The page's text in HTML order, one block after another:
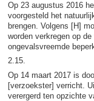
Op 23 augustus 2016
voorgesteld het
brengen. Volgens [H]
worden verkregen op
ongevalsvreemde
2.15.
Op 14 maart 2017 is
[verzoekster] verricht.
verergerd ten opzichte